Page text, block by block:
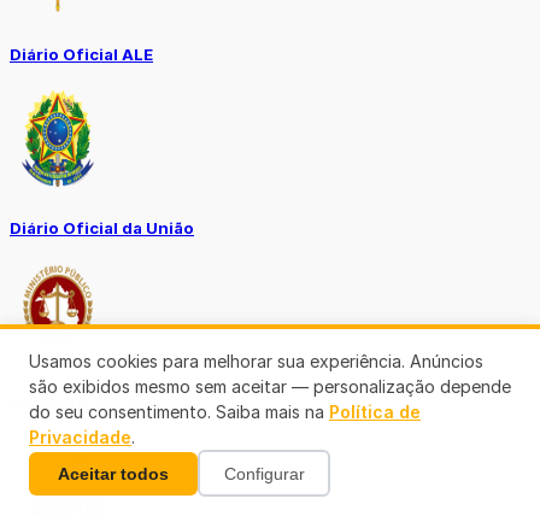
Diário Oficial ALE
Diário Oficial da União
Ouvidoria MP-RO
Usamos cookies para melhorar sua experiência. Anúncios
são exibidos mesmo sem aceitar — personalização depende
do seu consentimento. Saiba mais na Política de
Privacidade.
Aceitar todos Configurar